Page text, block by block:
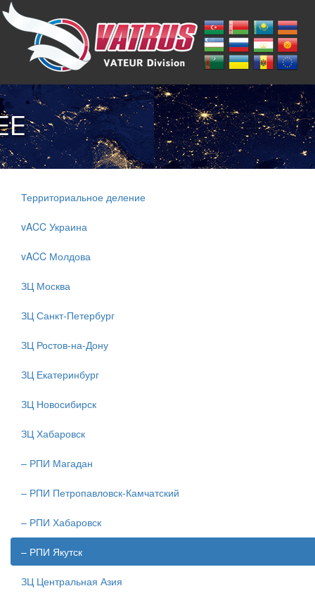
Территориальное деление
vACC Украина
vACC Молдова
ЗЦ Москва
ЗЦ Санкт-Петербург
ЗЦ Ростов-на-Дону
ЗЦ Екатеринбург
ЗЦ Новосибирск
ЗЦ Хабаровск
– РПИ Магадан
– РПИ Петропавловск-Камчатский
– РПИ Хабаровск
– РПИ Якутск
ЗЦ Центральная Азия